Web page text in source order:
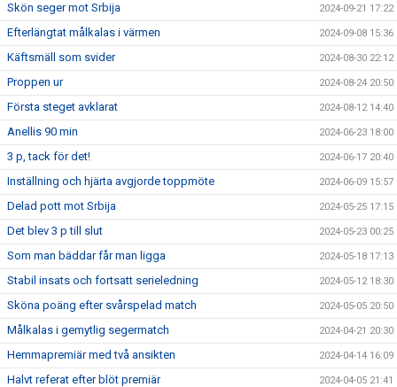
Skön seger mot Srbija 2024-09-21 17:22
Efterlängtat målkalas i värmen 2024-09-08 15:36
Käftsmäll som svider 2024-08-30 22:12
Proppen ur 2024-08-24 20:50
Första steget avklarat 2024-08-12 14:40
Anellis 90 min 2024-06-23 18:00
3 p, tack för det! 2024-06-17 20:40
Inställning och hjärta avgjorde toppmöte 2024-06-09 15:57
Delad pott mot Srbija 2024-05-25 17:15
Det blev 3 p till slut 2024-05-23 00:25
Som man bäddar får man ligga 2024-05-18 17:13
Stabil insats och fortsatt serieledning 2024-05-12 18:30
Sköna poäng efter svårspelad match 2024-05-05 20:50
Målkalas i gemytlig segermatch 2024-04-21 20:30
Hemmapremiär med två ansikten 2024-04-14 16:09
Halvt referat efter blöt premiär 2024-04-05 21:41